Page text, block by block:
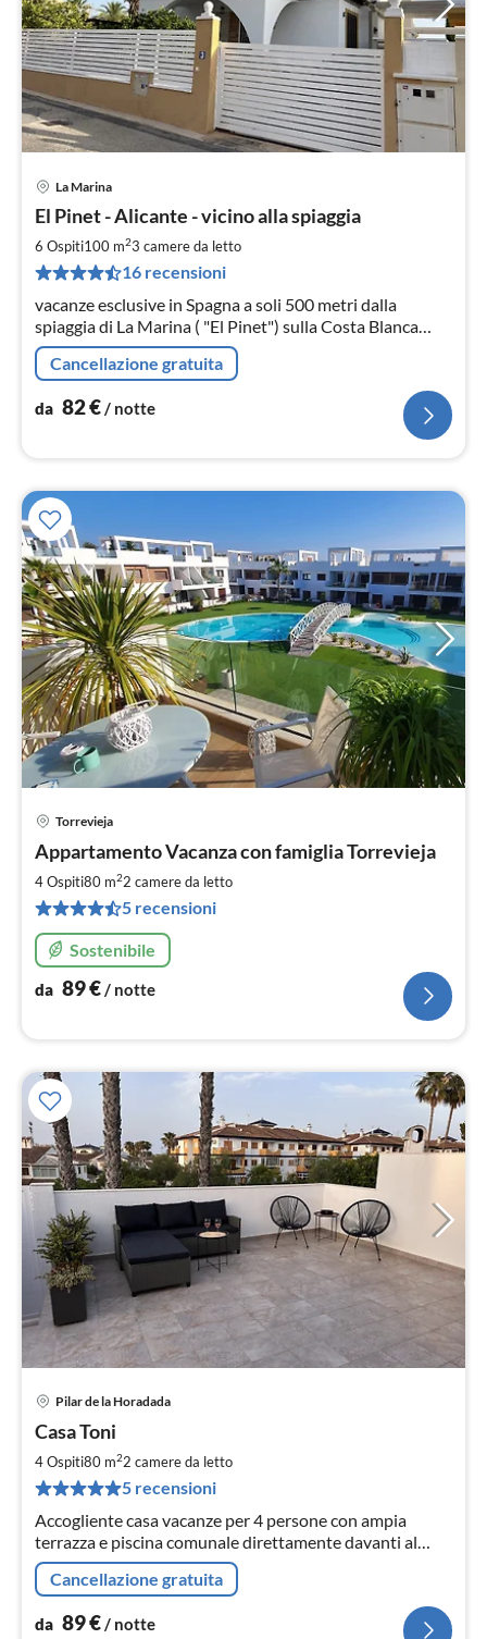
La Marina
El Pinet - Alicante - vicino alla spiaggia
6 Ospiti100 m23 camere da letto
16 recensioni
vacanze esclusive in Spagna a soli 500 metri dalla
spiaggia di La Marina ( "El Pinet") sulla Costa Blanca
meridionale (a soli 20 minuti dal ALC dall'aeroporto) per
4 persone (2 camere da letto, 2 bagni)
Cancellazione gratuita
da 82€/ notte
Torrevieja
Appartamento Vacanza con famiglia Torrevieja
4 Ospiti80 m22 camere da letto
5 recensioni
Sostenibile
da 89€/ notte
Pilar de la Horadada
Casa Toni
4 Ospiti80 m22 camere da letto
5 recensioni
Accogliente casa vacanze per 4 persone con ampia
terrazza e piscina comunale direttamente davanti al
cancello del giardino.
Cancellazione gratuita
da 89€/ notte